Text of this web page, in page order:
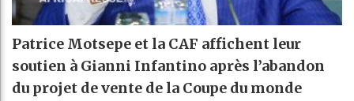
Patrice Motsepe et la CAF affichent leur
soutien à Gianni Infantino après l’abandon
du projet de vente de la Coupe du monde